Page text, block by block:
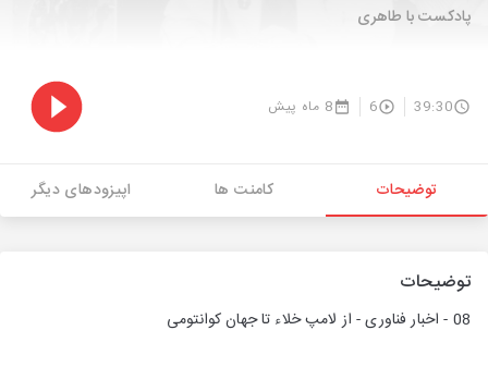
پادکست با طاهری
39:30
6 8 ماه پیش
توضیحات کامنت ها اپیزودهای دیگر
توضیحات
08 - اخبار فناوری - از لامپ خلاء تا جهان کوانتومی